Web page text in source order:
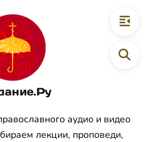
аудио и видео
лекции, проповеди,